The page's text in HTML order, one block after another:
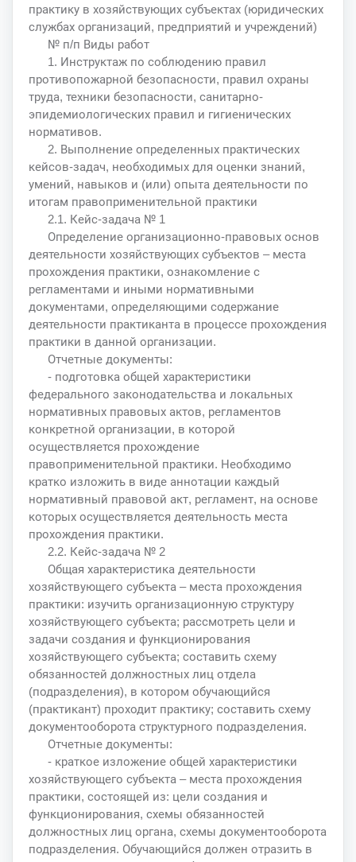
практику в хозяйствующих субъектах (юридических
службах организаций, предприятий и учреждений)
№ п/п Виды работ
1. Инструктаж по соблюдению правил
противопожарной безопасности, правил охраны
труда, техники безопасности, санитарно-
эпидемиологических правил и гигиенических
нормативов.
2. Выполнение определенных практических
кейсов-задач, необходимых для оценки знаний,
умений, навыков и (или) опыта деятельности по
итогам правоприменительной практики
2.1. Кейс-задача № 1
Определение организационно-правовых основ
деятельности хозяйствующих субъектов – места
прохождения практики, ознакомление с
регламентами и иными нормативными
документами, определяющими содержание
деятельности практиканта в процессе прохождения
практики в данной организации.
Отчетные документы:
- подготовка общей характеристики
федерального законодательства и локальных
нормативных правовых актов, регламентов
конкретной организации, в которой
осуществляется прохождение
правоприменительной практики. Необходимо
кратко изложить в виде аннотации каждый
нормативный правовой акт, регламент, на основе
которых осуществляется деятельность места
прохождения практики.
2.2. Кейс-задача № 2
Общая характеристика деятельности
хозяйствующего субъекта – места прохождения
практики: изучить организационную структуру
хозяйствующего субъекта; рассмотреть цели и
задачи создания и функционирования
хозяйствующего субъекта; составить схему
обязанностей должностных лиц отдела
(подразделения), в котором обучающийся
(практикант) проходит практику; составить схему
документооборота структурного подразделения.
Отчетные документы:
- краткое изложение общей характеристики
хозяйствующего субъекта – места прохождения
практики, состоящей из: цели создания и
функционирования, схемы обязанностей
должностных лиц органа, схемы документооборота
подразделения. Обучающийся должен отразить в